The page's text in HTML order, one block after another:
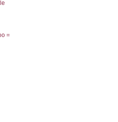
IN (-2),
as
LEFT JOIN